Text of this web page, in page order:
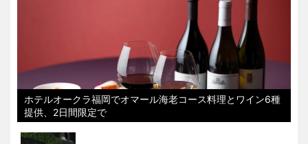
ホテルオークラ福岡でオマール海老コース料理とワイン6種
提供、2日間限定で